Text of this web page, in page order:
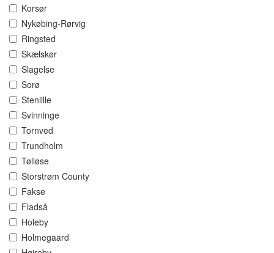
Korsør
Nykøbing-Rørvig
Ringsted
Skælskør
Slagelse
Sorø
Stenlille
Svinninge
Tornved
Trundholm
Tølløse
Storstrøm County
Fakse
Fladså
Holeby
Holmegaard